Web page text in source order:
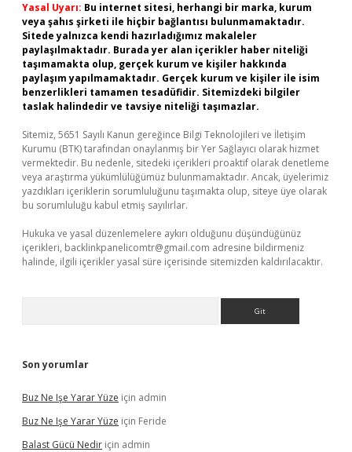
Yasal Uyarı: Bu internet sitesi, herhangi bir marka, kurum
veya şahıs şirketi ile hiçbir bağlantısı bulunmamaktadır.
Sitede yalnızca kendi hazırladığımız makaleler
paylaşılmaktadır. Burada yer alan içerikler haber niteliği
taşımamakta olup, gerçek kurum ve kişiler hakkında
paylaşım yapılmamaktadır. Gerçek kurum ve kişiler ile isim
benzerlikleri tamamen tesadüfidir. Sitemizdeki bilgiler
taslak halindedir ve tavsiye niteliği taşımazlar.
Sitemiz, 5651 Sayılı Kanun gereğince Bilgi Teknolojileri ve İletişim
Kurumu (BTK) tarafından onaylanmış bir Yer Sağlayıcı olarak hizmet
vermektedir. Bu nedenle, sitedeki içerikleri proaktif olarak denetleme
veya araştırma yükümlülüğümüz bulunmamaktadır. Ancak, üyelerimiz
yazdıkları içeriklerin sorumluluğunu taşımakta olup, siteye üye olarak
bu sorumluluğu kabul etmiş sayılırlar.
Hukuka ve yasal düzenlemelere aykırı olduğunu düşündüğünüz
içerikleri, backlinkpanelicomtr@gmail.com adresine bildirmeniz
halinde, ilgili içerikler yasal süre içerisinde sitemizden kaldırılacaktır.
Son yorumlar
Buz Ne Işe Yarar Yüze için admin
Buz Ne Işe Yarar Yüze için Feride
Balast Gücü Nedir için admin